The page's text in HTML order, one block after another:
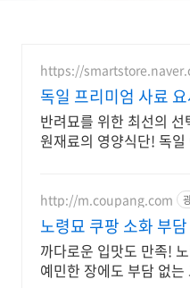
https://
독일 프리미엄 사료
반려묘를 위한 최선의 선
원재료의 영양식단! 독
http://m.coupang.com
노령묘 쿠팡 소화 부
까다로운 입맛도 만족!
예민한 장에도 부담 없